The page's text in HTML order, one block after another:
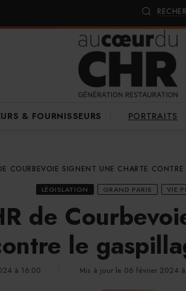
& FOURNISSEURS PORTRAITS
COURBEVOIE SIGNENT UNE CHARTE CONTRE
LÉGISLATION GRAND PARIS VIE
de
le
à 16:00 Mis à jour le 06 février 2024